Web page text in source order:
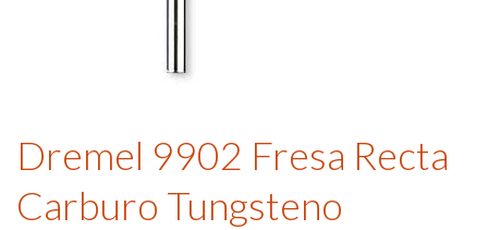
Dremel 9902 Fresa Recta
Carburo Tungsteno